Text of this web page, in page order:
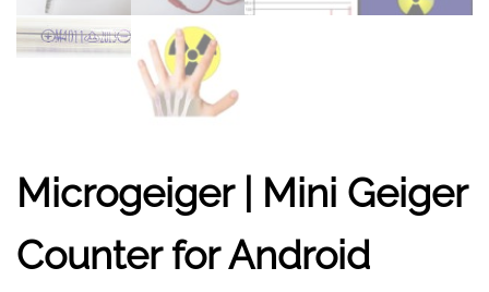
Microgeiger | Mini Geiger
Counter for Android